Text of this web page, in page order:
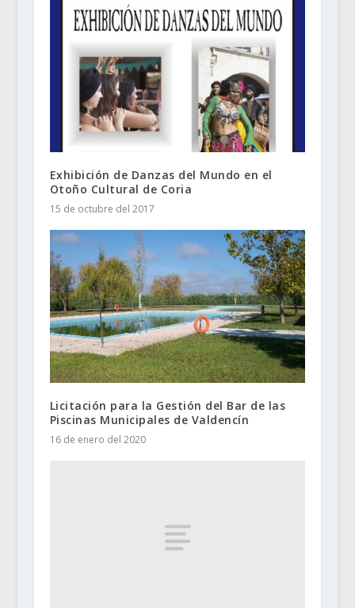
Exhibición de Danzas del Mundo en el
Otoño Cultural de Coria
15 de octubre del 2017
Licitación para la Gestión del Bar de las
Piscinas Municipales de Valdencín
16 de enero del 2020